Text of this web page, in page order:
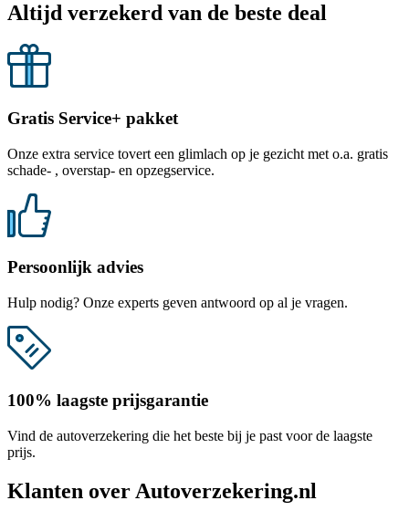
Altijd verzekerd van de beste deal
Gratis Service+ pakket
Onze extra service tovert een glimlach op je gezicht met o.a. gratis
schade- , overstap- en opzegservice.
Persoonlijk advies
Hulp nodig? Onze experts geven antwoord op al je vragen.
100% laagste prijsgarantie
Vind de autoverzekering die het beste bij je past voor de laagste
prijs.
Klanten over Autoverzekering.nl